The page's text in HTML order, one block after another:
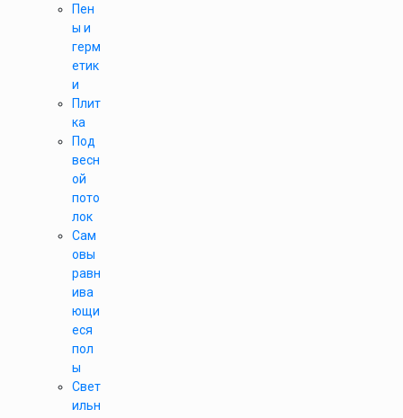
Пен
ы и
герм
етик
и
Плит
ка
Под
весн
ой
пото
лок
Сам
овы
равн
ива
ющи
еся
пол
ы
Свет
ильн